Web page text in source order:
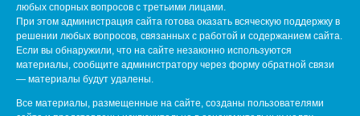
любых спорных вопросов с третьими лицами.
При этом администрация сайта готова оказать всяческую поддержку в
решении любых вопросов, связанных с работой и содержанием сайта.
Если вы обнаружили, что на сайте незаконно используются
материалы, сообщите администратору через форму обратной связи
— материалы будут удалены.
Все материалы, размещенные на сайте, созданы пользователями